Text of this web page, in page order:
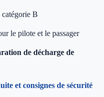
catégorie B
le pilote et le passager
de décharge de
et consignes de sécurité